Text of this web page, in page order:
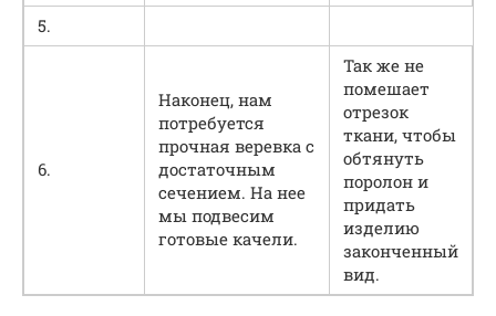
5.
6.
Наконец, нам
потребуется
прочная веревка с
достаточным
сечением. На нее
мы подвесим
готовые качели.
Так же не
помешает
отрезок
ткани, чтобы
обтянуть
поролон и
придать
изделию
законченный
вид.